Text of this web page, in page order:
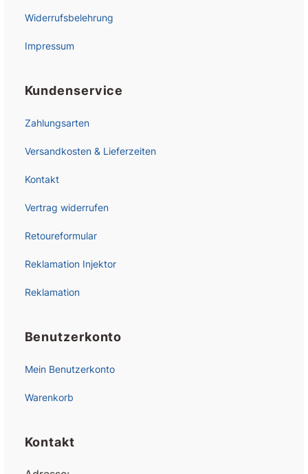
Widerrufsbelehrung
Impressum
Kundenservice
Zahlungsarten
Versandkosten & Lieferzeiten
Kontakt
Vertrag widerrufen
Retoureformular
Reklamation Injektor
Reklamation
Benutzerkonto
Mein Benutzerkonto
Warenkorb
Kontakt